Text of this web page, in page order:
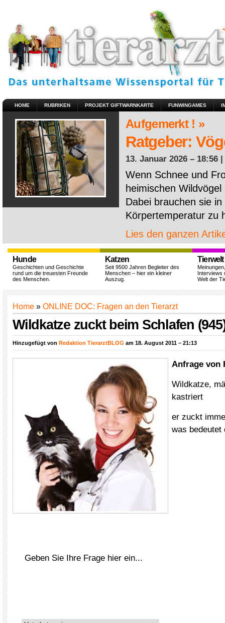
HOME RUBRIKEN PROJEKT GIFTWARNKARTE FUNWINGAMES
Aufgemerkt ! »
Ratgeber:
13. Januar 2026 – 18:56 |
Wenn Schnee und
heimischen
Dabei brauchen sie
Körpertemperatur zu
Lies den ganzen
Hunde
Geschichten und Geschichte
rund um die treuesten Freunde
des Menschen.
Katzen
Seit 9500 Jahren Begleiter des
Menschen – hier ein kleiner
Auszug.
Tierwelt
Interviews
Welt der
Home » ONLINE DOC: Fragen an den Tierarzt
Wildkatze zuckt beim Schlafen
Hinzugefügt von Redaktion TierarztBLOG am 18. August 2011 – 21:13
Anfrage von
Wildkatze,
kastriert
er zuckt
was bedeutet